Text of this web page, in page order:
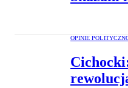
OPINIE